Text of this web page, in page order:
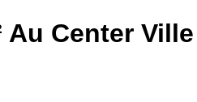
Center